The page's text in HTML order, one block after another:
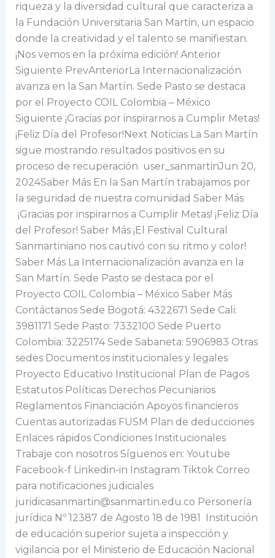
riqueza y la diversidad cultural que caracteriza a
la Fundación Universitaria San Martin, un espacio
donde la creatividad y el talento se manifiestan.
¡Nos vemos en la próxima edición! Anterior
Siguiente PrevAnteriorLa Internacionalización
avanza en la San Martín. Sede Pasto se destaca
por el Proyecto COIL Colombia – México
Siguiente ¡Gracias por inspirarnos a Cumplir Metas!
¡Feliz Día del Profesor!Next Noticias La San Martín
sigue mostrando resultados positivos en su
proceso de recuperación user_sanmartinJun 20,
2024Saber Más En la San Martín trabajamos por
la seguridad de nuestra comunidad Saber Más
¡Gracias por inspirarnos a Cumplir Metas! ¡Feliz Día
del Profesor! Saber Más ¡El Festival Cultural
Sanmartiniano nos cautivó con su ritmo y color!
Saber Más La Internacionalización avanza en la
San Martín. Sede Pasto se destaca por el
Proyecto COIL Colombia – México Saber Más
Contáctanos Sede Bogotá: 4322671 Sede Cali:
3981171 Sede Pasto: 7332100 Sede Puerto
Colombia: 3225174 Sede Sabaneta: 5906983 Otras
sedes Documentos institucionales y legales
Proyecto Educativo Institucional Plan de Pagos
Estatutos Políticas Derechos Pecuniarios
Reglamentos Financiación Apoyos financieros
Cuentas autorizadas FUSM Plan de deducciones
Enlaces rápidos Condiciones Institucionales
Trabaje con nosotros Síguenos en: Youtube
Facebook-f Linkedin-in Instagram Tiktok Correo
para notificaciones judiciales
juridicasanmartin@sanmartin.edu.co Personería
jurídica Nº 12387 de Agosto 18 de 1981 Institución
de educación superior sujeta a inspección y
vigilancia por el Ministerio de Educación Nacional